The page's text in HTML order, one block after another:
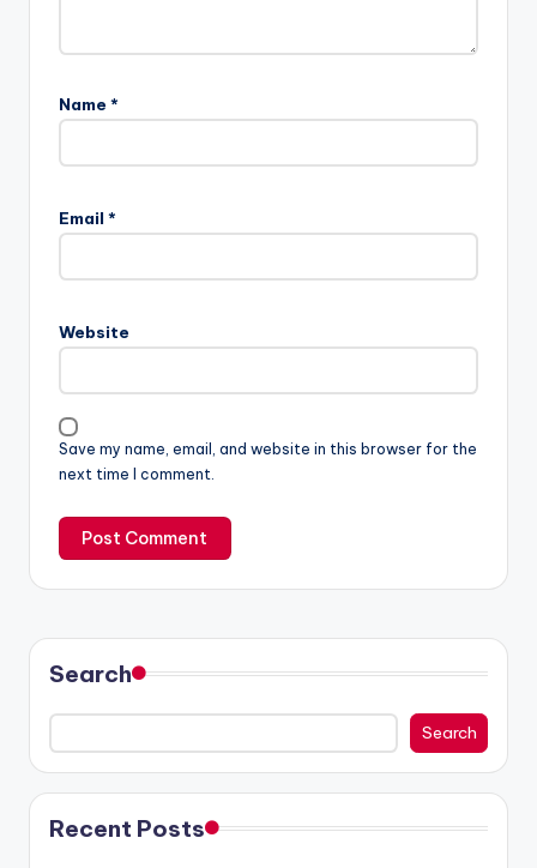
Name *
Email *
Website
Save my name, email, and website in this browser for the
next time I comment.
Search
Search
Recent Posts